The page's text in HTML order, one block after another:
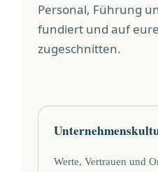
Personal, Führung
fundiert und auf
zugeschnitten.
Werte, Vertrauen und